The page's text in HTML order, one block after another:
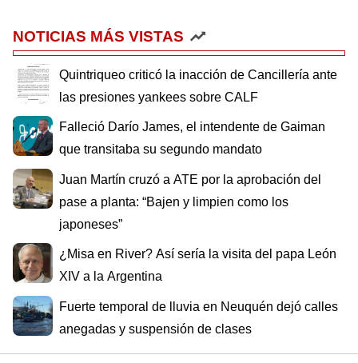
NOTICIAS MÁS VISTAS
Quintriqueo criticó la inacción de Cancillería ante
las presiones yankees sobre CALF
Falleció Darío James, el intendente de Gaiman
que transitaba su segundo mandato
Juan Martín cruzó a ATE por la aprobación del
pase a planta: “Bajen y limpien como los
japoneses”
¿Misa en River? Así sería la visita del papa León
XIV a la Argentina
Fuerte temporal de lluvia en Neuquén dejó calles
anegadas y suspensión de clases